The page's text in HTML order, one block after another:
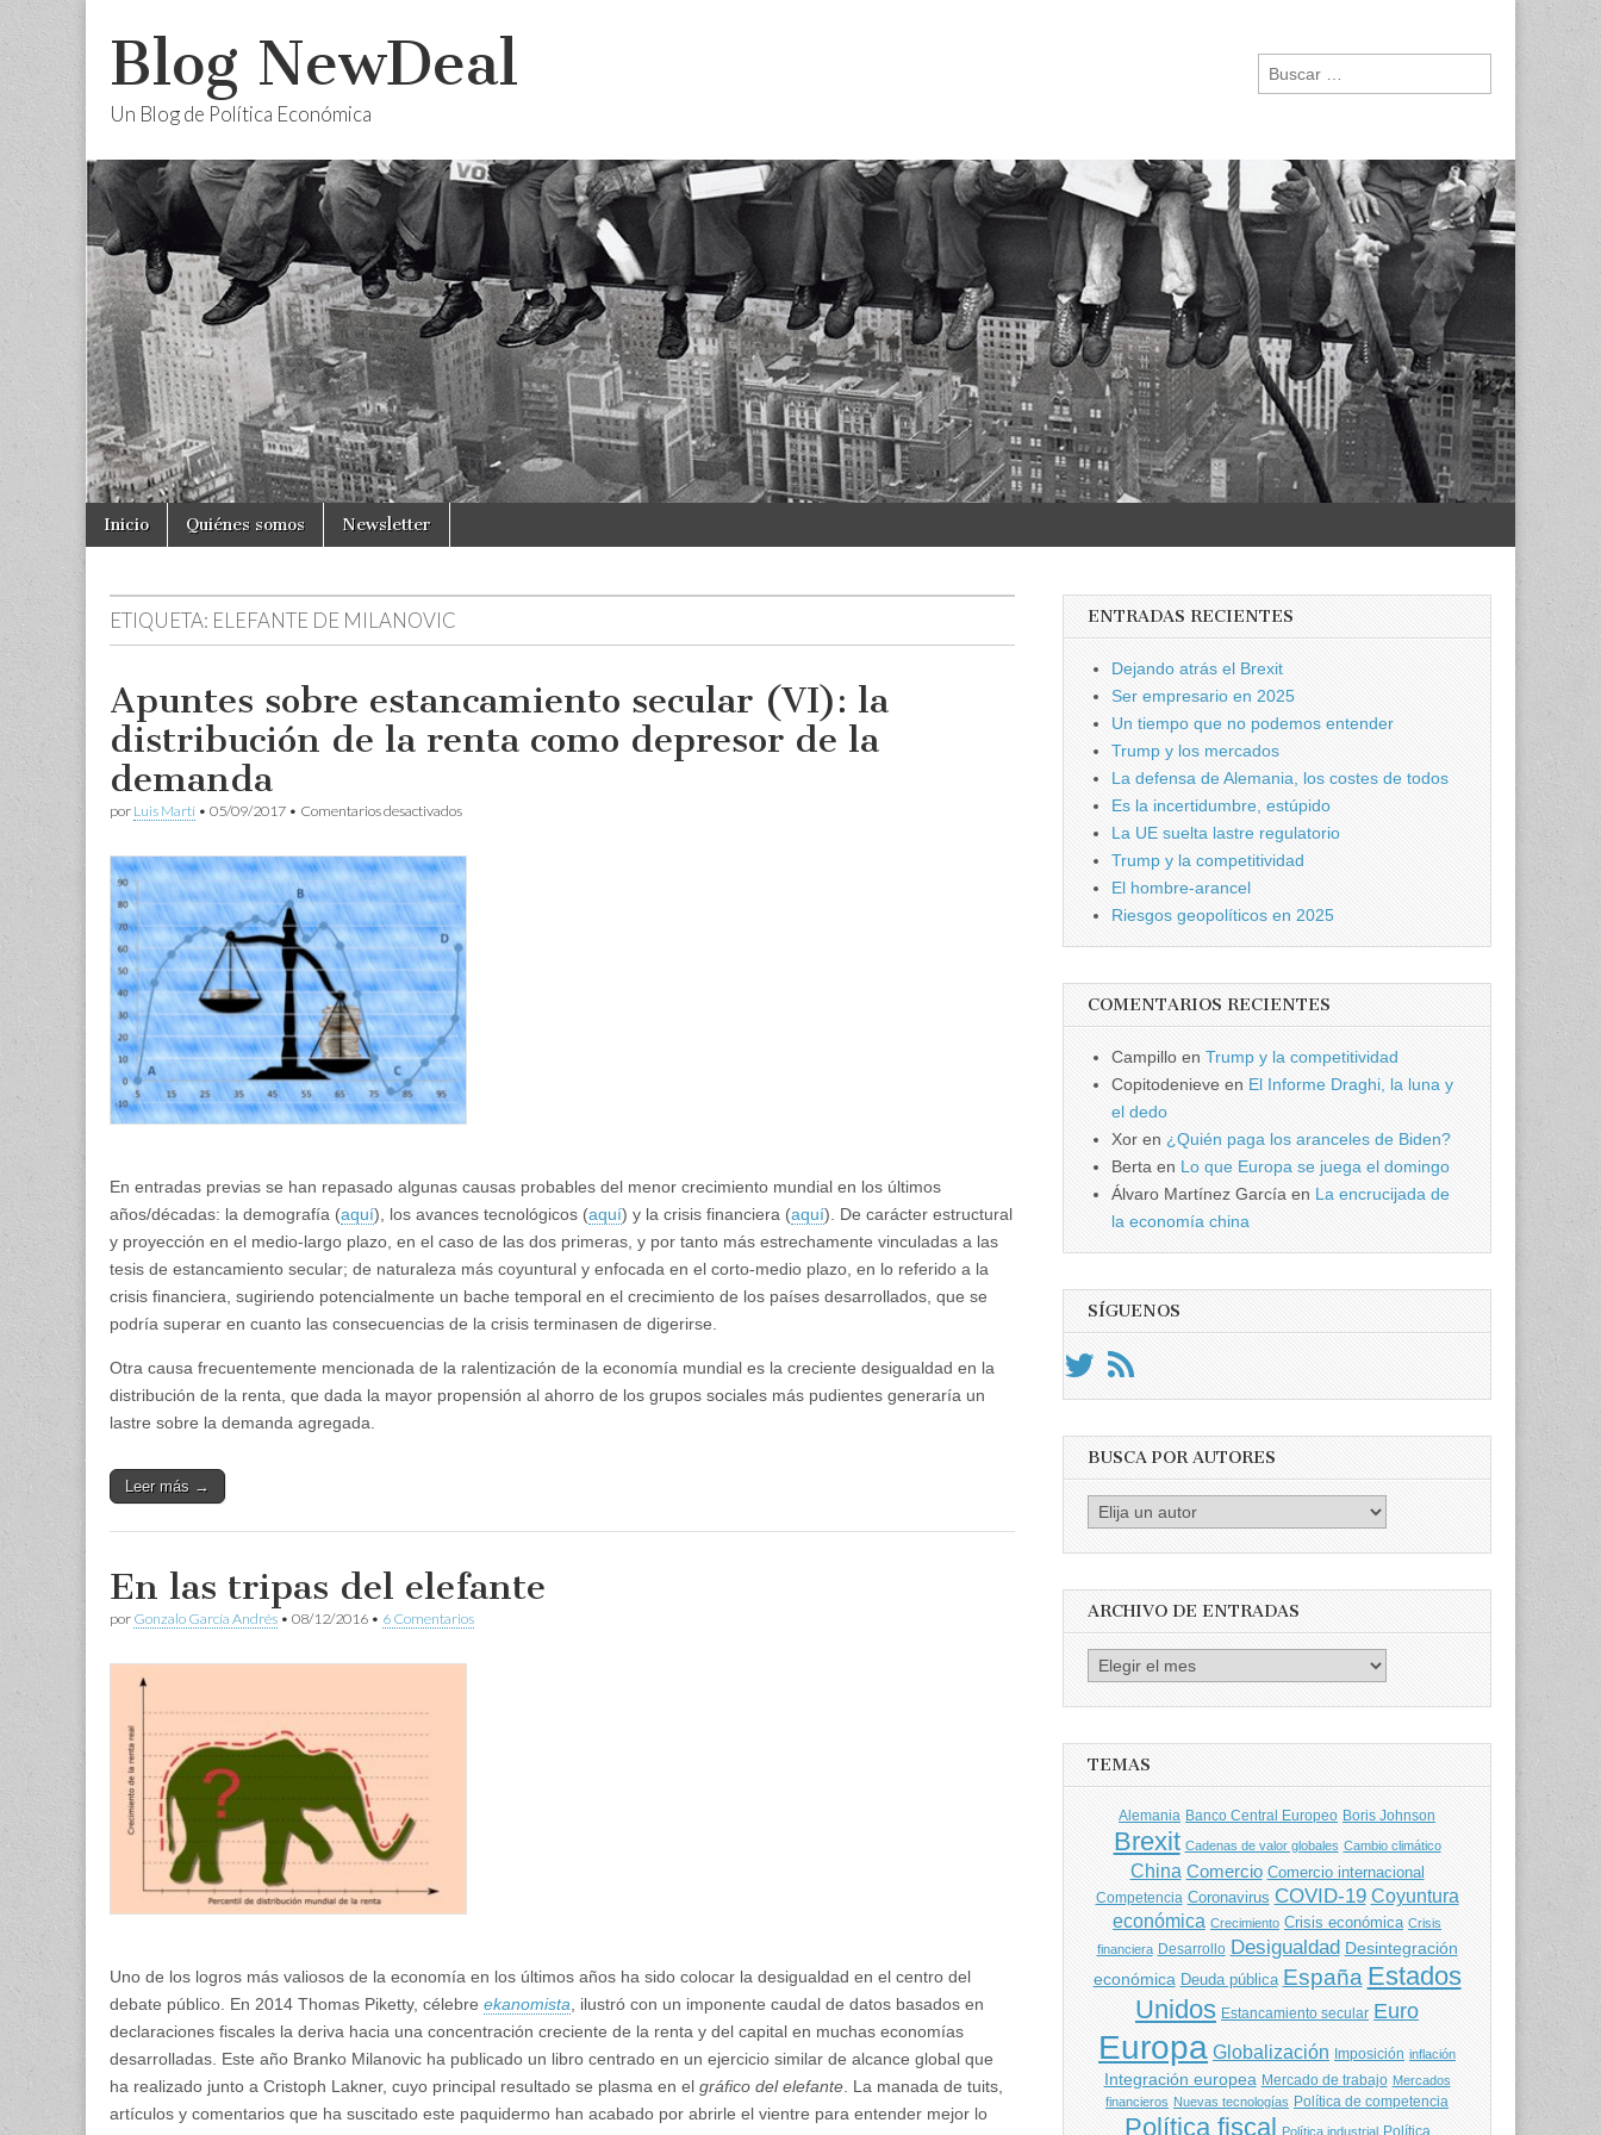
Blog NewDeal
Un Blog de Política Económica
Buscar:
Main
menu
Skip
Inicio Quiénes somos Newsletter
ETIQUETA: ELEFANTE DE MILANOVIC
Apuntes sobre estancamiento secular (VI): la
distribución de la renta como depresor de la
demanda
por Luis Martí • 05/09/2017 • Comentarios desactivadosen
estancamiento
secular
la
distribución
de
la
renta
como
la
demanda
En entradas previas se han repasado algunas causas probables del menor crecimiento mundial en los últimos
años/décadas: la demografía (aquí), los avances tecnológicos (aquí) y la crisis financiera (aquí). De carácter estructural
y proyección en el medio-largo plazo, en el caso de las dos primeras, y por tanto más estrechamente vinculadas a las
tesis de estancamiento secular; de naturaleza más coyuntural y enfocada en el corto-medio plazo, en lo referido a la
crisis financiera, sugiriendo potencialmente un bache temporal en el crecimiento de los países desarrollados, que se
podría superar en cuanto las consecuencias de la crisis terminasen de digerirse.
Otra causa frecuentemente mencionada de la ralentización de la economía mundial es la creciente desigualdad en la
distribución de la renta, que dada la mayor propensión al ahorro de los grupos sociales más pudientes generaría un
lastre sobre la demanda agregada.
Leer más →
En las tripas del elefante
por Gonzalo García Andrés • 08/12/2016 • 6 Comentarios
Uno de los logros más valiosos de la economía en los últimos años ha sido colocar la desigualdad en el centro del
debate público. En 2014 Thomas Piketty, célebre ekanomista , ilustró con un imponente caudal de datos basados en
declaraciones fiscales la deriva hacia una concentración creciente de la renta y del capital en muchas economías
desarrolladas. Este año Branko Milanovic ha publicado un libro centrado en un ejercicio similar de alcance global que
ha realizado junto a Cristoph Lakner, cuyo principal resultado se plasma en el gráfico del elefante . La manada de tuits,
artículos y comentarios que ha suscitado este paquidermo han acabado por abrirle el vientre para entender mejor lo
ENTRADAS RECIENTES
Dejando atrás el Brexit
Ser empresario en 2025
Un tiempo que no podemos entender
Trump y los mercados
La defensa de Alemania, los costes de todos
Es la incertidumbre, estúpido
La UE suelta lastre regulatorio
Trump y la competitividad
El hombre-arancel
Riesgos geopolíticos en 2025
COMENTARIOS RECIENTES
Campillo enTrump y la competitividad
Copitodenieve en El Informe Draghi, la luna y
el dedo
Xor en ¿Quién paga los aranceles de Biden?
Berta en Lo que Europa se juega el domingo
Álvaro Martínez García en La encrucijada de
la economía china
SÍGUENOS
BUSCA POR AUTORES
Busca
por
ARCHIVO DE ENTRADAS
Archivo
TEMAS
Alemania Banco Central Europeo Boris Johnson
Brexit Cadenas de valor globales Cambio climático
China Comercio Comercio internacional
Competencia Coronavirus COVID-19 Coyuntura
económica Crecimiento Crisis económica Crisis
financiera Desarrollo Desigualdad Desintegración
económica Deuda pública España Estados
Unidos Estancamiento secular Euro
Europa Globalización Imposición inflación
Integración europea Mercado de trabajo Mercados
financieros Nuevas tecnologías Política de competencia
Política fiscal Política industrial Política